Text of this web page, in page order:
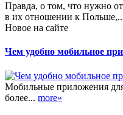
Правда, о том, что нужно
в их отношении к
Новое на сайте
Чем удобно мобильное
Мобильные приложения для
более... more»